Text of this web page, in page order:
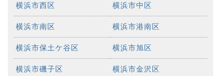
横浜市西区 横浜市中区
横浜市南区 横浜市港南区
横浜市保土ケ谷区 横浜市旭区
横浜市磯子区 横浜市金沢区